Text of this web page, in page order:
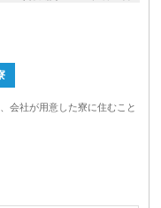
会社が用意した寮に住むこと